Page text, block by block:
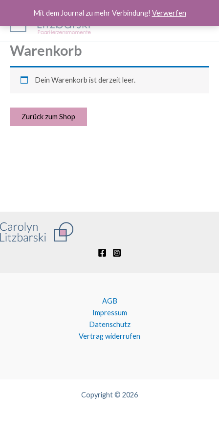
Mit dem Journal zu mehr Verbindung! Verwerfen
springen
Warenkorb
Dein Warenkorb ist derzeit leer.
Zurück zum Shop
AGB
Impressum
Datenschutz
Vertrag widerrufen
Copyright © 2026